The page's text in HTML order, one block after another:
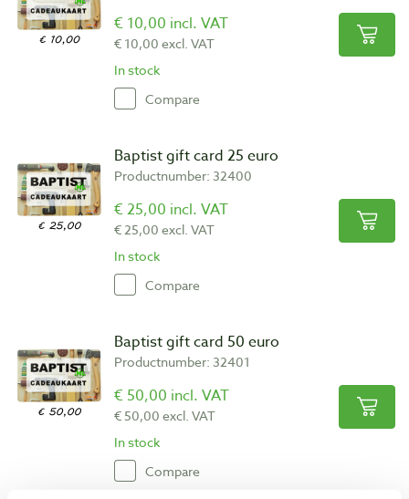
€ 10,00 incl. VAT
€ 10,00 excl. VAT
In stock
Compare
Baptist gift card 25 euro
Productnumber: 32400
€ 25,00 incl. VAT
€ 25,00 excl. VAT
In stock
Compare
Baptist gift card 50 euro
Productnumber: 32401
€ 50,00 incl. VAT
€ 50,00 excl. VAT
In stock
Compare